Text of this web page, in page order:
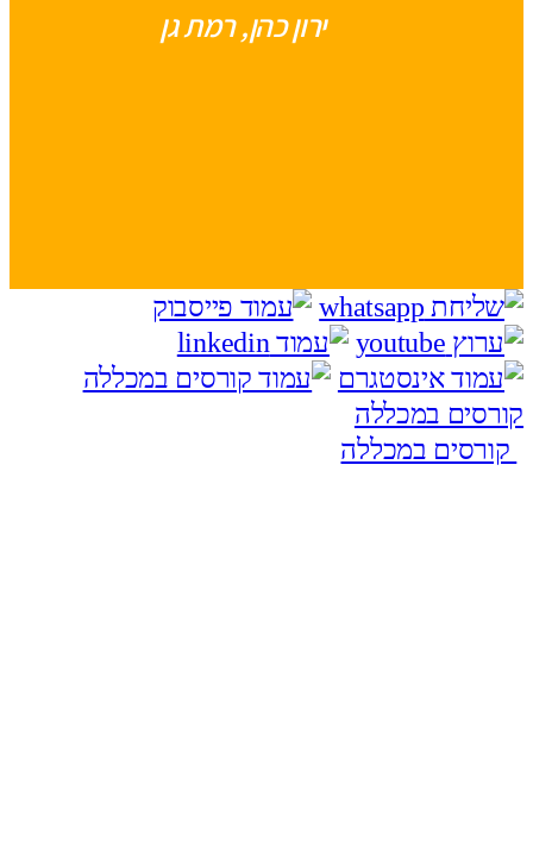
ירון כהן, רמת גן
קורסים במכללה
קורסים במכללה